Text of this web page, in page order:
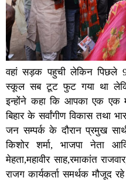
वहां सड़क पहुची लेकिन पिछले
स्कूल सब टूट फुट गया था
इन्होंने कहा कि आपका एक एक
बिहार के सर्वांगीण विकास तथा
जन सम्पर्क के दौरान प्रमुख
किशोर शर्मा, भाजपा नेता
मेहता,महावीर साह,रमाकांत
राजग कार्यकर्ता समर्थक मौजूद